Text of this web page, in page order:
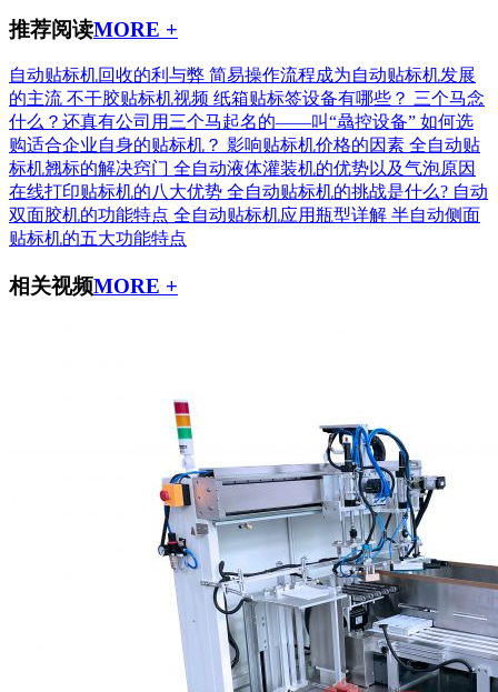
推荐阅读MORE +
自动贴标机回收的利与弊 简易操作流程成为自动贴标机发展
的主流 不干胶贴标机视频 纸箱贴标签设备有哪些？ 三个马念
什么？还真有公司用三个马起名的——叫“骉控设备” 如何选
购适合企业自身的贴标机？ 影响贴标机价格的因素 全自动贴
标机翘标的解决窍门 全自动液体灌装机的优势以及气泡原因
在线打印贴标机的八大优势 全自动贴标机的挑战是什么? 自动
双面胶机的功能特点 全自动贴标机应用瓶型详解 半自动侧面
贴标机的五大功能特点
相关视频MORE +